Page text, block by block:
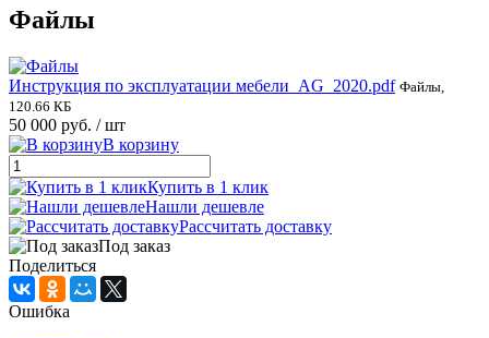
Файлы
Инструкция по эксплуатации мебели_AG_2020.pdf Файлы,
120.66 КБ
50 000 руб. / шт
В корзину
Купить в 1 клик
Нашли дешевле
Рассчитать доставку
Под заказ
Поделиться
Ошибка